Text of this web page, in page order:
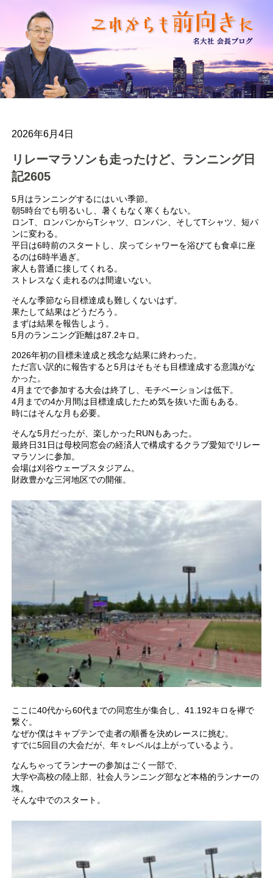
2026年6月4日
リレーマラソンも走ったけど、ランニング日
記2605
5月はランニングするにはいい季節。
朝5時台でも明るいし、暑くもなく寒くもない。
ロンT、ロンパンからTシャツ、ロンパン、そしてTシャツ、短パ
ンに変わる。
平日は6時前のスタートし、戻ってシャワーを浴びても食卓に座
るのは6時半過ぎ。
家人も普通に接してくれる。
ストレスなく走れるのは間違いない。
そんな季節なら目標達成も難しくないはず。
果たして結果はどうだろう。
まずは結果を報告しよう。
5月のランニング距離は87.2キロ。
2026年初の目標未達成と残念な結果に終わった。
ただ言い訳的に報告すると5月はそもそも目標達成する意識がな
かった。
4月までで参加する大会は終了し、モチベーションは低下。
4月までの4か月間は目標達成したため気を抜いた面もある。
時にはそんな月も必要。
そんな5月だったが、楽しかったRUNもあった。
最終日31日は母校同窓会の経済人で構成するクラブ愛知でリレー
マラソンに参加。
会場は刈谷ウェーブスタジアム。
財政豊かな三河地区での開催。
ここに40代から60代までの同窓生が集合し、41.192キロを襷で
繋ぐ。
なぜか僕はキャプテンで走者の順番を決めレースに挑む。
すでに5回目の大会だが、年々レベルは上がっているよう。
なんちゃってランナーの参加はごく一部で、
大学や高校の陸上部、社会人ランニング部など本格的ランナーの
塊。
そんな中でのスタート。